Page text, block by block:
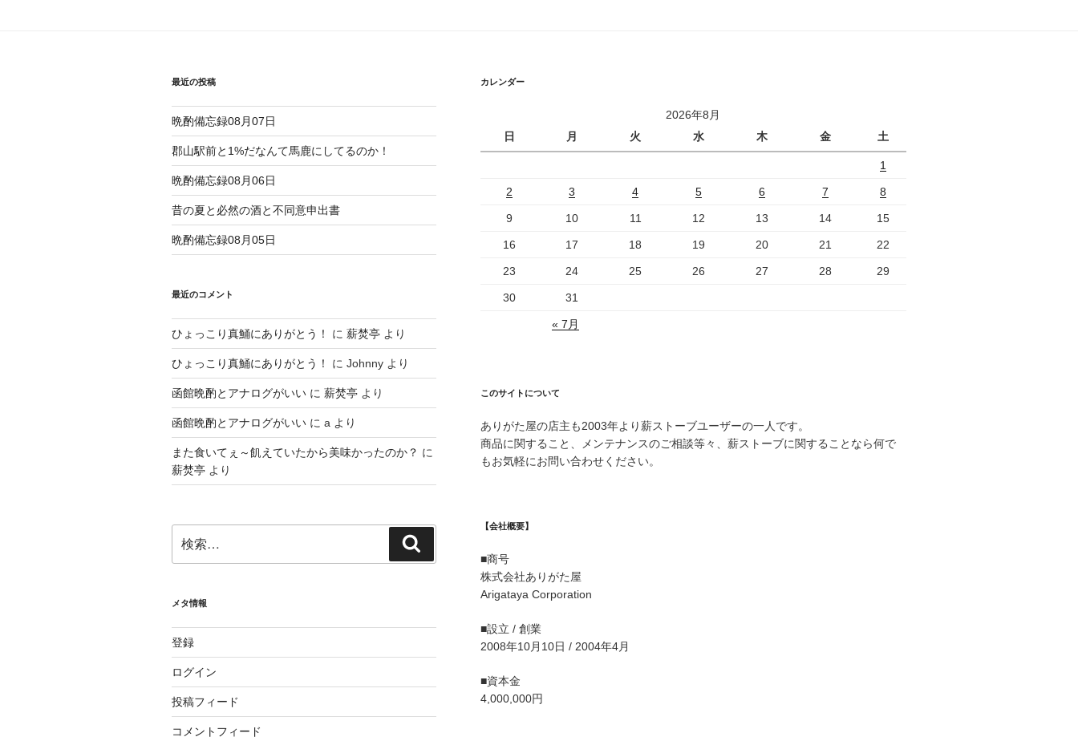
シ
ョ
ン
最近の投稿
晩酌備忘録08月07日
郡山駅前と1%だなんて馬鹿にしてるのか！
晩酌備忘録08月06日
昔の夏と必然の酒と不同意申出書
晩酌備忘録08月05日
最近のコメント
ひょっこり真鯒にありがとう！ に 薪焚亭 より
ひょっこり真鯒にありがとう！ に Johnny より
函館晩酌とアナログがいい に 薪焚亭 より
函館晩酌とアナログがいい に a より
また食いてぇ～飢えていたから美味かったのか？ に
薪焚亭 より
索:
索
メタ情報
登録
ログイン
投稿フィード
コメントフィード
カレンダー
2026年8月
日
月 火 水 木 金 土
1
2 3 4 5 6 7 8
9 10 11 12 13 14 15
16 17 18 19 20 21 22
23 24 25 26 27 28 29
30 31
« 7月
このサイトについて
ありがた屋の店主も2003年より薪ストーブユーザーの一人です。
商品に関すること、メンテナンスのご相談等々、薪ストーブに関することなら何で
もお気軽にお問い合わせください。
【会社概要】
■商号
株式会社ありがた屋
Arigataya Corporation
■設立 / 創業
2008年10月10日 / 2004年4月
■資本金
4,000,000円